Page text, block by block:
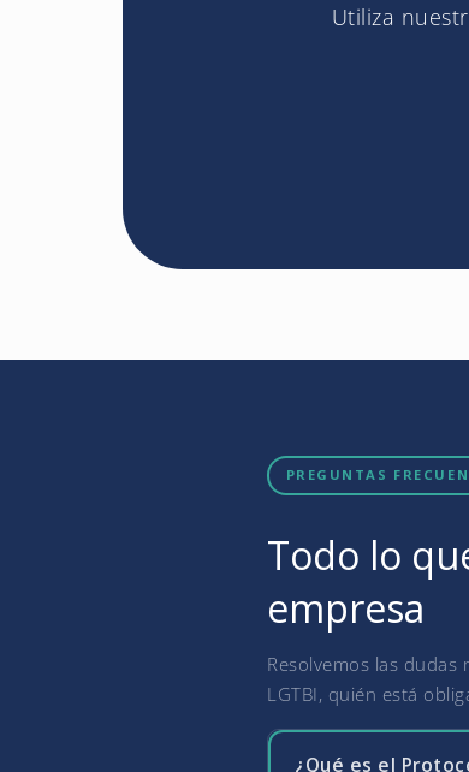
Utiliza
PREGUNTAS
Todo lo
empresa
Resolvemos las
LGTBI, quién está
¿Qué es el